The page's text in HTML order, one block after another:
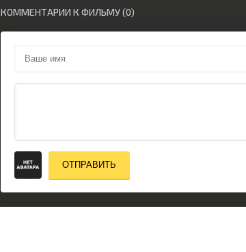
КОММЕНТАРИИ К ФИЛЬМУ (0)
ОТПРАВИТЬ